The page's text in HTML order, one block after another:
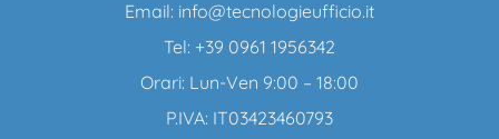
Email: info@tecnologieufficio.it
Tel: +39 0961 1956342
Orari: Lun-Ven 9:00 – 18:00
P.IVA: IT03423460793